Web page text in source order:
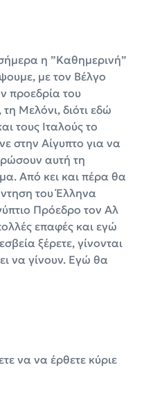
σήμερα η ”Καθημερινή”
με τον Βέλγο
προεδρία του
Μελόνι, διότι εδώ
τους Ιταλούς το
στην Αίγυπτο για να
αυτή τη
Από κει και πέρα θα
του Έλληνα
Πρόεδρο τον Αλ
επαφές και εγώ
ξέρετε, γίνονται
να γίνουν. Εγώ θα
να να έρθετε κύριε